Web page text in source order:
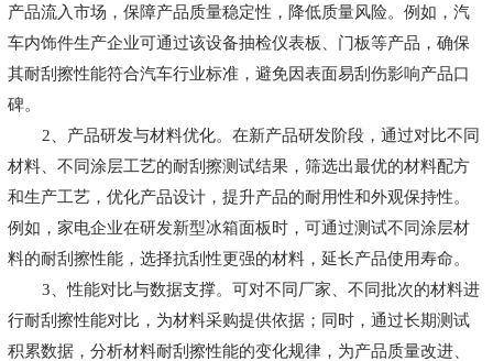
产品流入市场，保障产品质量稳定性，降低质量风险。例如，汽
车内饰件生产企业可通过该设备抽检仪表板、门板等产品，确保
其耐刮擦性能符合汽车行业标准，避免因表面易刮伤影响产品口
碑。
2、产品研发与材料优化。在新产品研发阶段，通过对比不同
材料、不同涂层工艺的耐刮擦测试结果，筛选出最优的材料配方
和生产工艺，优化产品设计，提升产品的耐用性和外观保持性。
例如，家电企业在研发新型冰箱面板时，可通过测试不同涂层材
料的耐刮擦性能，选择抗刮性更强的材料，延长产品使用寿命。
3、性能对比与数据支撑。可对不同厂家、不同批次的材料进
行耐刮擦性能对比，为材料采购提供依据；同时，通过长期测试
积累数据，分析材料耐刮擦性能的变化规律，为产品质量改进、